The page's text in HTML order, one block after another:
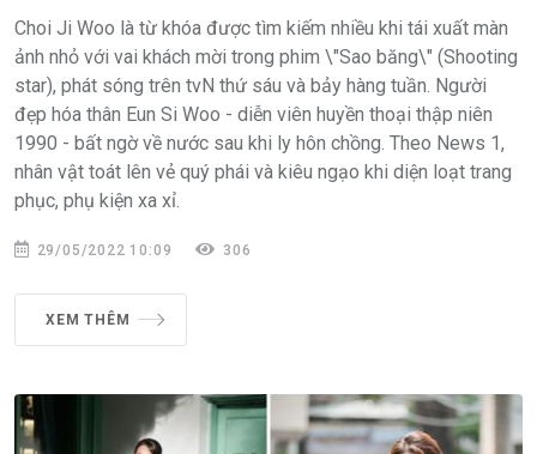
Choi Ji Woo là từ khóa được tìm kiếm nhiều khi tái xuất màn
ảnh nhỏ với vai khách mời trong phim \"Sao băng\" (Shooting
star), phát sóng trên tvN thứ sáu và bảy hàng tuần. Người
đẹp hóa thân Eun Si Woo - diễn viên huyền thoại thập niên
1990 - bất ngờ về nước sau khi ly hôn chồng. Theo News 1,
nhân vật toát lên vẻ quý phái và kiêu ngạo khi diện loạt trang
phục, phụ kiện xa xỉ.
29/05/2022 10:09 306
XEM THÊM